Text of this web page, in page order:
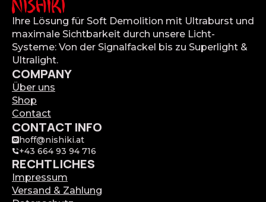
Ihre Lösung für Soft Demolition mit Ultraburst und
maximale Sichtbarkeit durch unsere Licht-
Systeme: Von der Signalfackel bis zu Superlight &
Ultralight.
COMPANY
Über uns
Shop
Contact
CONTACT INFO
hoff@nishiki.at
+43 664 93 94 716
RECHTLICHES
Impressum
Versand & Zahlung